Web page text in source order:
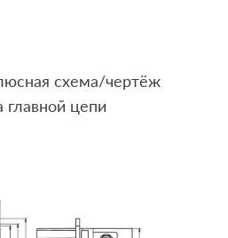
схема/чертёж
главной цепи